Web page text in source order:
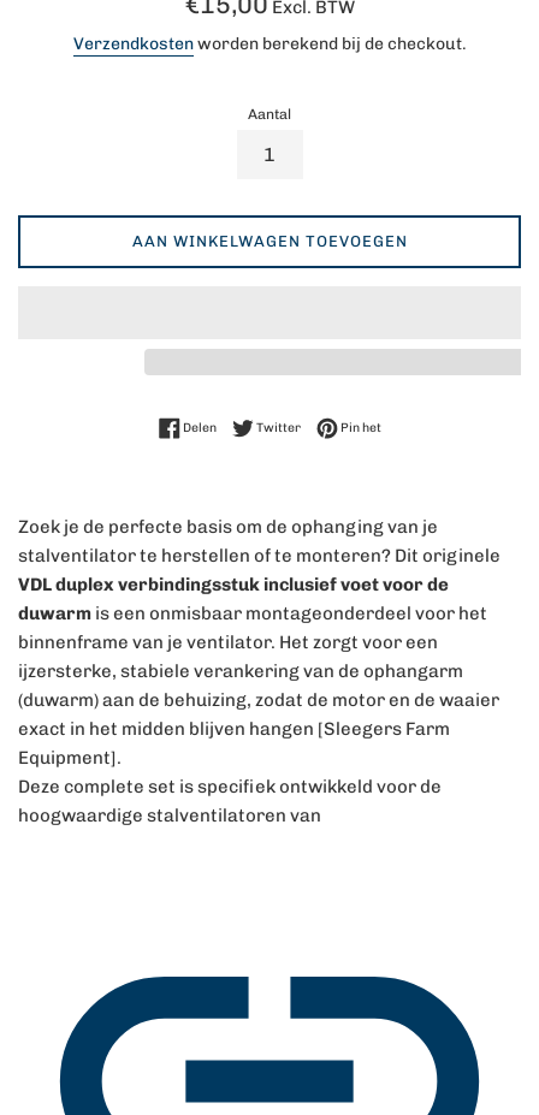
Excl. BTW
Verzendkostenworden berekend bij de checkout.
Aantal
AAN WINKELWAGEN TOEVOEGEN
DelenDelen op Facebook
TwitterTwitteren op Twitter
Pin hetPinnen op Pinterest
Zoek je de perfecte basis om de ophanging van je
stalventilator te herstellen of te monteren? Dit originele
VDL duplex verbindingsstuk inclusief voet voor de
duwarm is een onmisbaar montageonderdeel voor het
binnenframe van je ventilator. Het zorgt voor een
ijzersterke, stabiele verankering van de ophangarm
(duwarm) aan de behuizing, zodat de motor en de waaier
exact in het midden blijven hangen [Sleegers Farm
Equipment].
Deze complete set is specifiek ontwikkeld voor de
hoogwaardige stalventilatoren van